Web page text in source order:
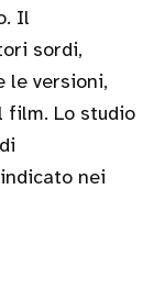
Il
sordi,
le versioni,
film. Lo studio
nei